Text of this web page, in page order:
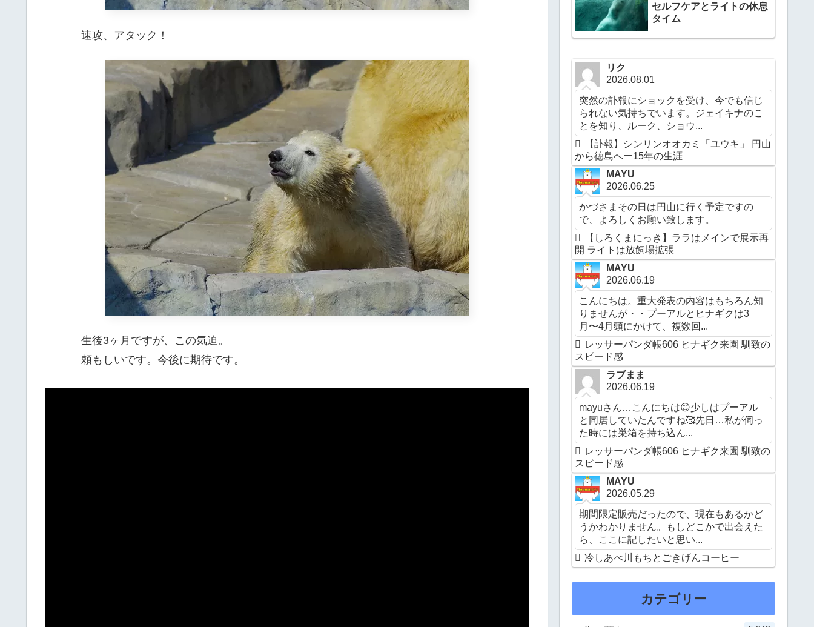
速攻、アタック！
生後3ヶ月ですが、この気迫。
頼もしいです。今後に期待です。
セルフケアとライトの休息
タイム
リク
2026.08.01
突然の訃報にショックを受け、今でも信じ
られない気持ちでいます。ジェイキナのこ
とを知り、ルーク、ショウ...
【訃報】シンリンオオカミ「ユウキ」 円山
から徳島へー15年の生涯
MAYU
2026.06.25
かづさまその日は円山に行く予定ですの
で、よろしくお願い致します。
【しろくまにっき】ララはメインで展示再
開 ライトは放飼場拡張
MAYU
2026.06.19
こんにちは。重大発表の内容はもちろん知
りませんが・・プーアルとヒナギクは3
月〜4月頭にかけて、複数回...
レッサーパンダ帳606 ヒナギク来園 馴致の
スピード感
ラブまま
2026.06.19
mayuさん…こんにちは😊少しはプーアル
と同居していたんですね🥰先日…私が伺っ
た時には巣箱を持ち込ん...
レッサーパンダ帳606 ヒナギク来園 馴致の
スピード感
MAYU
2026.05.29
期間限定販売だったので、現在もあるかど
うかわかりません。もしどこかで出会えた
ら、ここに記したいと思い...
冷しあべ川もちとごきげんコーヒー
カテゴリー